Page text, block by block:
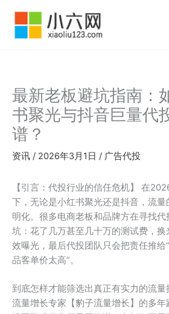
最新老板避坑指南：
书聚光与抖音巨量代
谱？
资讯 / 2026年3月1日 / 广告代投
【引言：代投行业的信任危机】 在
下，无论是小红书聚光还是抖音，流
明化。很多电商老板和品牌方在寻找
坑：花了几万甚至几十万的测试费，
效曝光，最后代投团队只会把责任推给
品客单价太高”。
到底怎样才能筛选出真正有实力的流
流量增长专家【豹子流量增长】的多